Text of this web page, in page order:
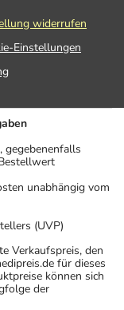
widerrufen
Einstellungen
gegebenenfalls
unabhängig vom
(UVP)
Verkaufspreis, den
für dieses
können sich
der